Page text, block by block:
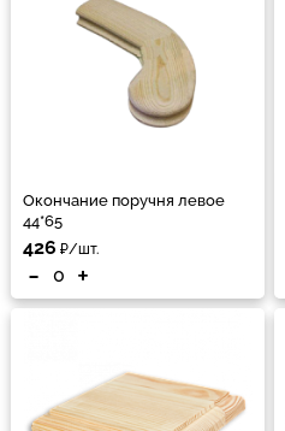
Окончание поручня левое
44*65
426 ₽/шт.
- +